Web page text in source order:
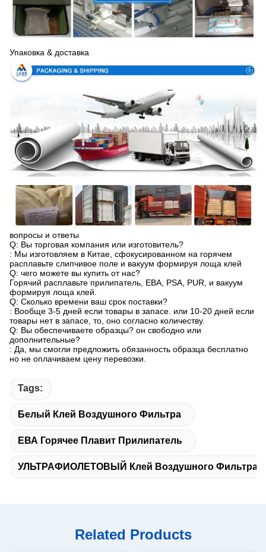
Упаковка & доставка
вопросы и ответы
Q: Вы торговая компания или изготовитель?
: Мы изготовляем в Китае, сфокусированном на горячем
расплавьте слипчивое поле и вакуум формируя лоща клей
Q: чего можете вы купить от нас?
Горячий расплавьте прилипатель, ЕВА, PSA, PUR, и вакуум
формируя лоща клей.
Q: Сколько времени ваш срок поставки?
: Вообще 3-5 дней если товары в запасе. или 10-20 дней если
товары нет в запасе, то, оно согласно количеству.
Q: Вы обеспечиваете образцы? он свободно или
дополнительные?
: Да, мы смогли предложить обязанность образца бесплатно
но не оплачиваем цену перевозки.
Tags:
Белый Клей Воздушного Фильтра
ЕВА Горячее Плавит Прилипатель
УЛЬТРАФИОЛЕТОВЫЙ Клей Воздушного Фильтра
Related Products